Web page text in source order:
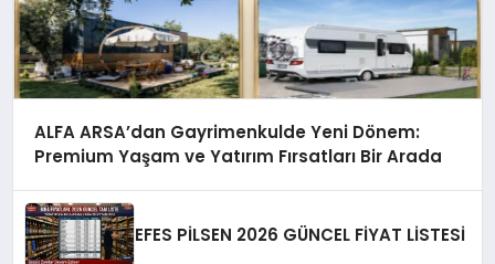
ALFA ARSA’dan Gayrimenkulde Yeni Dönem:
Premium Yaşam ve Yatırım Fırsatları Bir Arada
EFES PİLSEN 2026 GÜNCEL FİYAT LİSTESİ